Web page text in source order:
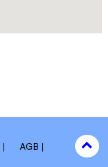
AGB
to
top